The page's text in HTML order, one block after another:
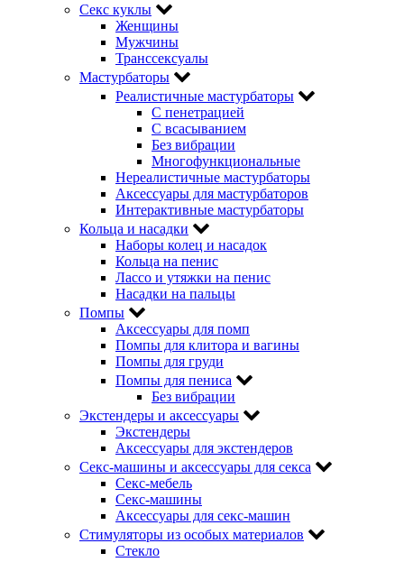
Секс куклы
Женщины
Мужчины
Транссексуалы
Мастурбаторы
Реалистичные мастурбаторы
С пенетрацией
С всасыванием
Без вибрации
Многофункциональные
Нереалистичные мастурбаторы
Аксессуары для мастурбаторов
Интерактивные мастурбаторы
Кольца и насадки
Наборы колец и насадок
Кольца на пенис
Лассо и утяжки на пенис
Насадки на пальцы
Помпы
Аксессуары для помп
Помпы для клитора и вагины
Помпы для груди
Помпы для пениса
Без вибрации
Экстендеры и аксессуары
Экстендеры
Аксессуары для экстендеров
Секс-машины и аксессуары для секса
Секс-мебель
Секс-машины
Аксессуары для секс-машин
Стимуляторы из особых материалов
Стекло